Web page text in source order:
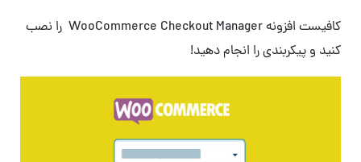
کافیست افزونه WooCommerce Checkout Manager را نصب
کنید و پیکربندی را انجام دهید!